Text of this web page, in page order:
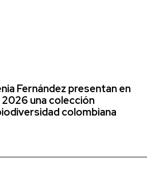
Fernández presentan en
una colección
colombiana